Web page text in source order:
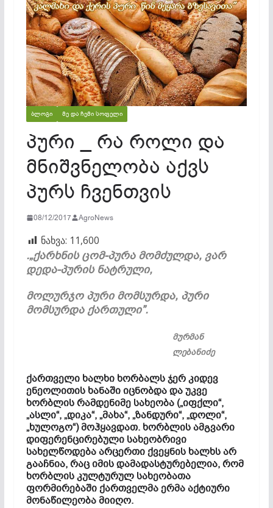
ᲑᲚᲝᲒᲘ ᲛᲔ ᲓᲐ ᲩᲔᲛᲘ ᲡᲝᲤᲔᲚᲘ
პური _ რა როლი და
მნიშვნელობა აქვს
პურს ჩვენთვის
08/12/2017 AgroNews
ნახვა: 11,600
.„ქარხნის ცომ-პურა მომძულდა, ვარ
დედა-პურის ნატრული,
მოლურჯო პური მომსურდა, პური
მომსურდა ქართული”.
მურმან
ლებანიძე
ქართველი ხალხი ხორბალს ჯერ კიდევ
ენეოლითის ხანაში იცნობდა და უკვე
ხორბლის რამდენიმე სახეობა („იფქლი“,
„ასლი“, „დიკა“, „მახა“, „ზანდური“, „დოლი“,
„ხულოგო“) მოჰყავდათ. ხორბლის ამგვარი
დიფერენცირებული სახეობრივი
სახელწოდება არცერთი ქვეყნის ხალხს არ
გააჩნია, რაც იმის დამადასტურებელია, რომ
ხორბლის კულტურულ სახეობათა
ფორმირებაში ქართველმა ერმა აქტიური
მონაწილეობა მიიღო.